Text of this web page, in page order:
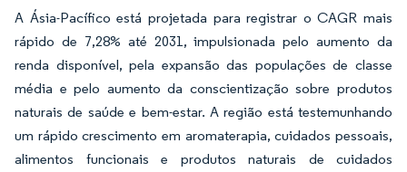
A Ásia-Pacífico está projetada para registrar o CAGR mais
rápido de 7,28% até 2031, impulsionada pelo aumento da
renda disponível, pela expansão das populações de classe
média e pelo aumento da conscientização sobre produtos
naturais de saúde e bem-estar. A região está testemunhando
um rápido crescimento em aromaterapia, cuidados pessoais,
alimentos funcionais e produtos naturais de cuidados